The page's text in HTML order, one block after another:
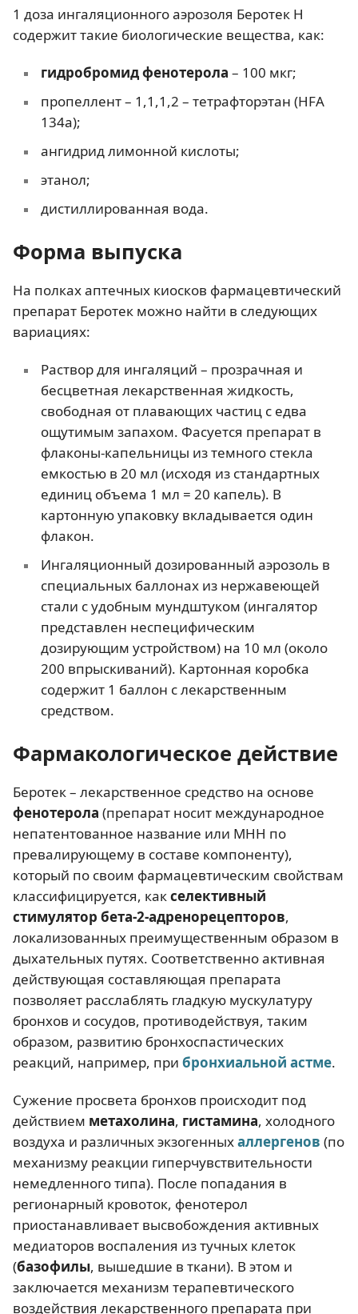
1 доза ингаляционного аэрозоля Беротек Н
содержит такие биологические вещества, как:
гидробромид фенотерола – 100 мкг;
пропеллент – 1,1,1,2 – тетрафторэтан (HFA
134a);
ангидрид лимонной кислоты;
этанол;
дистиллированная вода.
Форма выпуска
На полках аптечных киосков фармацевтический
препарат Беротек можно найти в следующих
вариациях:
Раствор для ингаляций – прозрачная и
бесцветная лекарственная жидкость,
свободная от плавающих частиц с едва
ощутимым запахом. Фасуется препарат в
флаконы-капельницы из темного стекла
емкостью в 20 мл (исходя из стандартных
единиц объема 1 мл = 20 капель). В
картонную упаковку вкладывается один
флакон.
Ингаляционный дозированный аэрозоль в
специальных баллонах из нержавеющей
стали с удобным мундштуком (ингалятор
представлен неспецифическим
дозирующим устройством) на 10 мл (около
200 впрыскиваний). Картонная коробка
содержит 1 баллон с лекарственным
средством.
Фармакологическое действие
Беротек – лекарственное средство на основе
фенотерола (препарат носит международное
непатентованное название или МНН по
превалирующему в составе компоненту),
который по своим фармацевтическим свойствам
классифицируется, какселективный
стимулятор бета-2-адренорецепторов,
локализованных преимущественным образом в
дыхательных путях. Соответственно активная
действующая составляющая препарата
позволяет расслаблять гладкую мускулатуру
бронхов и сосудов, противодействуя, таким
образом, развитию бронхоспастических
реакций, например, при бронхиальной астме.
Сужение просвета бронхов происходит под
действием метахолина, гистамина, холодного
воздуха и различных экзогенныхаллергенов (по
механизму реакции гиперчувствительности
немедленного типа). После попадания в
регионарный кровоток, фенотерол
приостанавливает высвобождения активных
медиаторов воспаления из тучных клеток
(базофилы, вышедшие в ткани). В этом и
заключается механизм терапевтического
воздействия лекарственного препарата при